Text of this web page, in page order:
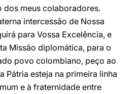
dos meus colaboradores.
intercessão de Nossa
para Vossa Excelência, e
Missão diplomática, para o
povo colombiano, peço ao
Pátria esteja na primeira linha
e à fraternidade entre